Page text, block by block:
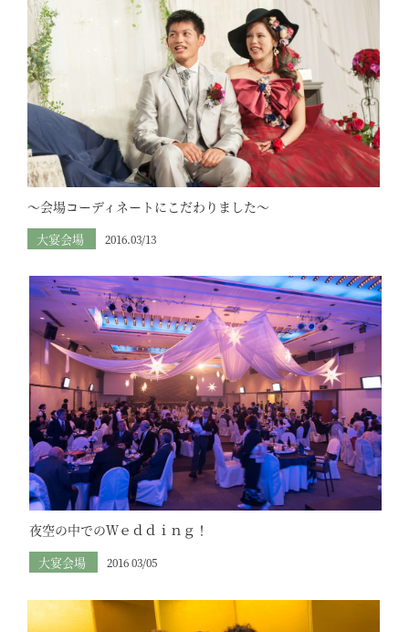
～会場コーディネートにこだわりました～
大宴会場 2016.03/13
夜空の中でのＷｅｄｄｉｎｇ！
大宴会場 2016 03/05